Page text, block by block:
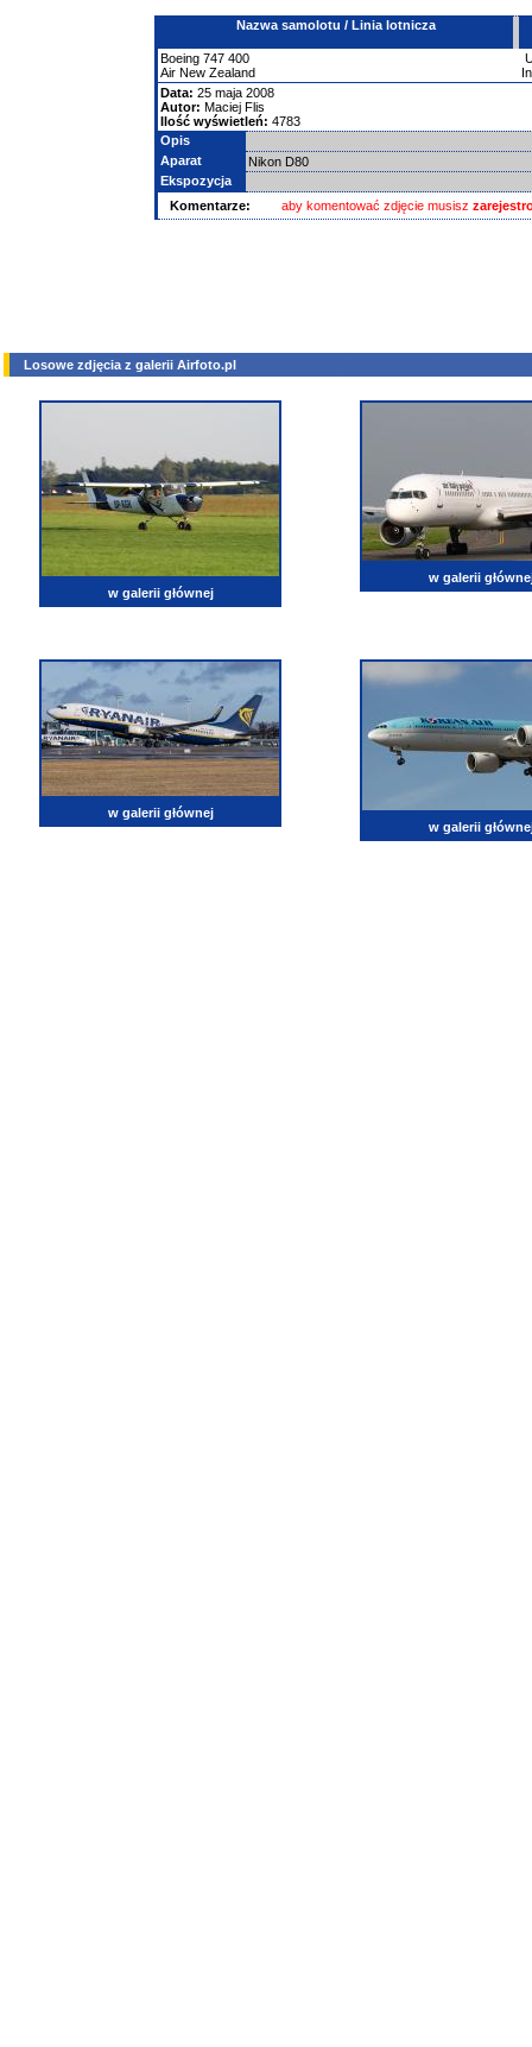
Nazwa samolotu / Linia lotnicza
Boeing 747 400
Air New Zealand
Data: 25 maja 2008
Autor: Maciej Flis
Ilość wyświetleń: 4783
Opis
Aparat
Nikon D80
Ekspozycja
Komentarze:
aby komentować zdjęcie musisz
Losowe zdjęcia z galerii Airfoto.pl
w galerii głównej
w galerii
w galerii głównej
w galerii